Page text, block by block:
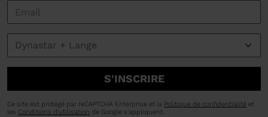
S'INSCRIRE
Ce site est protégé par reCAPTCHA Enterprise et la Politique de confidentialité et
les Conditions d'utilisation de Google s'appliquent.